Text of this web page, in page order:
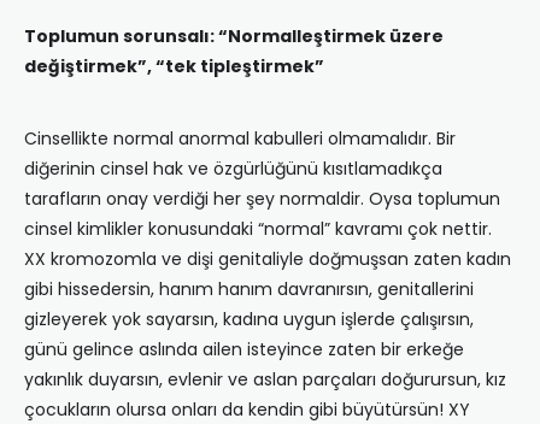
Toplumun sorunsalı: “Normalleştirmek üzere
değiştirmek”, “tek tipleştirmek”
Cinsellikte normal anormal kabulleri olmamalıdır. Bir
diğerinin cinsel hak ve özgürlüğünü kısıtlamadıkça
tarafların onay verdiği her şey normaldir. Oysa toplumun
cinsel kimlikler konusundaki “normal” kavramı çok nettir.
XX kromozomla ve dişi genitaliyle doğmuşsan zaten kadın
gibi hissedersin, hanım hanım davranırsın, genitallerini
gizleyerek yok sayarsın, kadına uygun işlerde çalışırsın,
günü gelince aslında ailen isteyince zaten bir erkeğe
yakınlık duyarsın, evlenir ve aslan parçaları doğurursun, kız
çocukların olursa onları da kendin gibi büyütürsün! XY